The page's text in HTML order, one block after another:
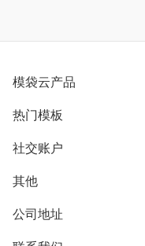
模袋云产品
别墅设计营销
模型协同展示分享
别墅社区
热门模板
欧式别墅
中式别墅
社交账户
B站
抖音
微信公众号
其他
用户服务协议
隐私政策
公司地址